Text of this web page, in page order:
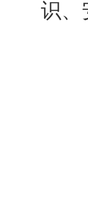
识、